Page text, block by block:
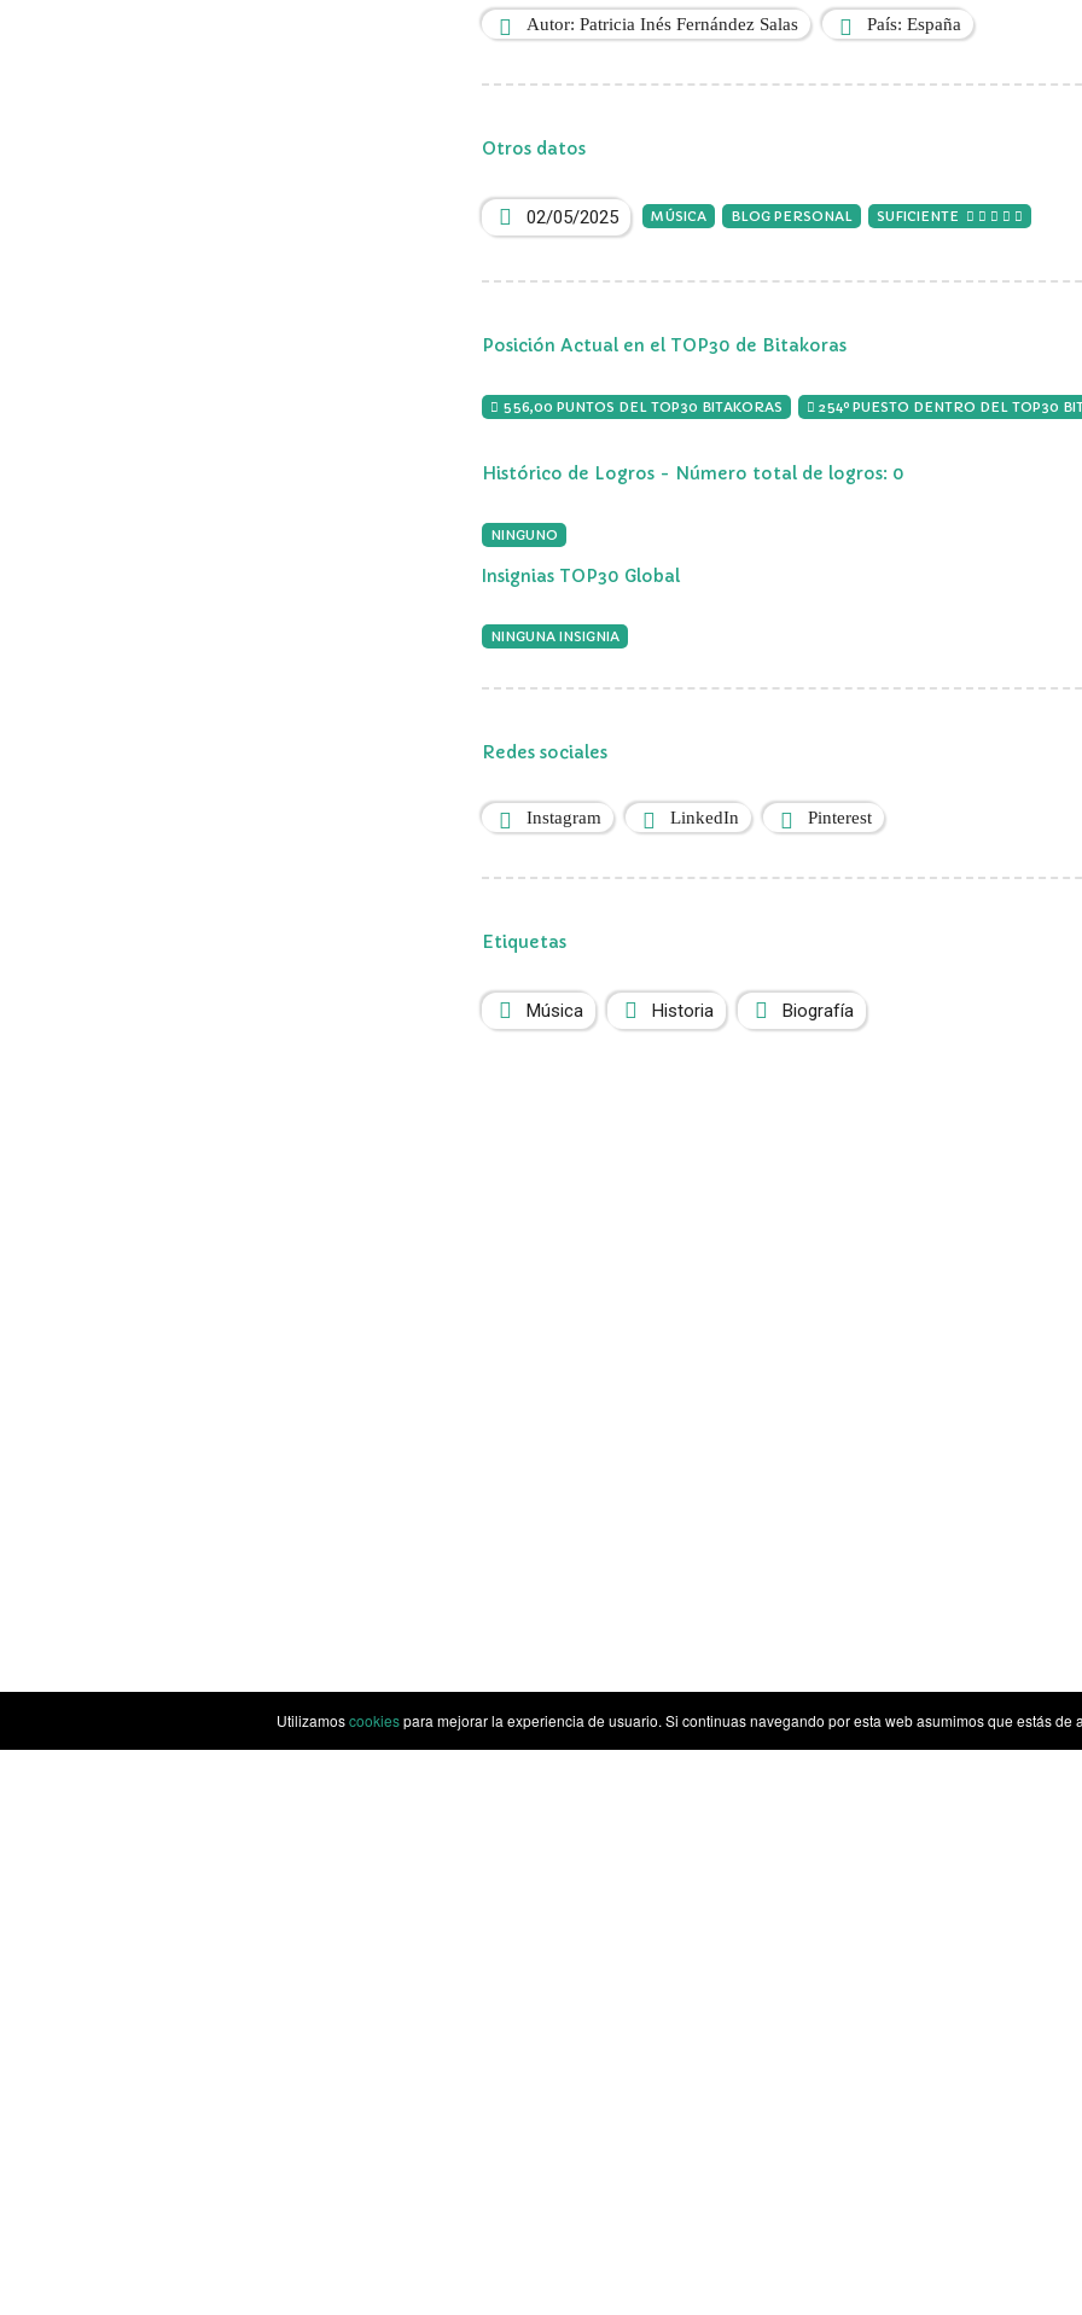
Autor: Patricia Inés Fernández Salas País: España
Otros datos
02/05/2025 MÚSICA BLOG PERSONAL SUFICIENTE
Posición Actual en el TOP30 de Bitakoras
556,00 PUNTOS DEL TOP30 BITAKORAS 254º PUESTO DENTRO DEL TOP30
Histórico de Logros - Número total de logros: 0
NINGUNO
Insignias TOP30 Global
NINGUNA INSIGNIA
Redes sociales
Instagram LinkedIn Pinterest
Etiquetas
Música Historia Biografía
Utilizamoscookiespara mejorar la experiencia de usuario. Si continuas navegando por esta web asumimos que estás de